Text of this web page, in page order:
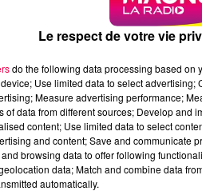
salariés en France.
est aujourd’hui un vrai
ce concept est apparu il y a
de ce syndromeseraient
des angoisses, des
des douleurs au niveau du
Le respect de votre vie
do the following data processing based on
Use limited data to select
Measure advertising performance;
of data from different sources; Develop and
content; Use limited data to select
and content; Save and communicate
browsing data to offer following
data; Match and combine data
automatically.